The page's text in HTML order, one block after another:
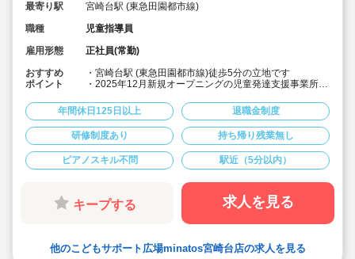
最寄り駅
宮崎台駅 (東急田園都市線)
職種
児童指導員
雇用形態
正社員(常勤)
おすすめ
ポイント
・宮崎台駅 (東急田園都市線)徒歩5分の立地です
・2025年12月新規オープニングの児童発達支援事業所で
・月給25.5万円以上
・有給休暇取得率82.8%！
・年間休日は約126日取得できるため、仕事とプライベ
ートのメリハリをつけて働けます。
・児童発達支援管理責任者資格取得サポートがあり、費
用は全額会社負担、演習時間はは勤務時間とみなしま
す。
・教育が母体のヒューマングループの研修の他、
LITALICO発達ナビ提供の支援教材や、動画研修サービス
の利用OK！また、外部研修への参加や書籍購入なども奨
年間休日125日以上 退職金制度
研修制度あり 持ち帰り残業無し
ピアノスキル不問 駅近（5分以内）
キープする 求人を見る
他のこどもサポート広場minatos宮崎台店の求人を見る